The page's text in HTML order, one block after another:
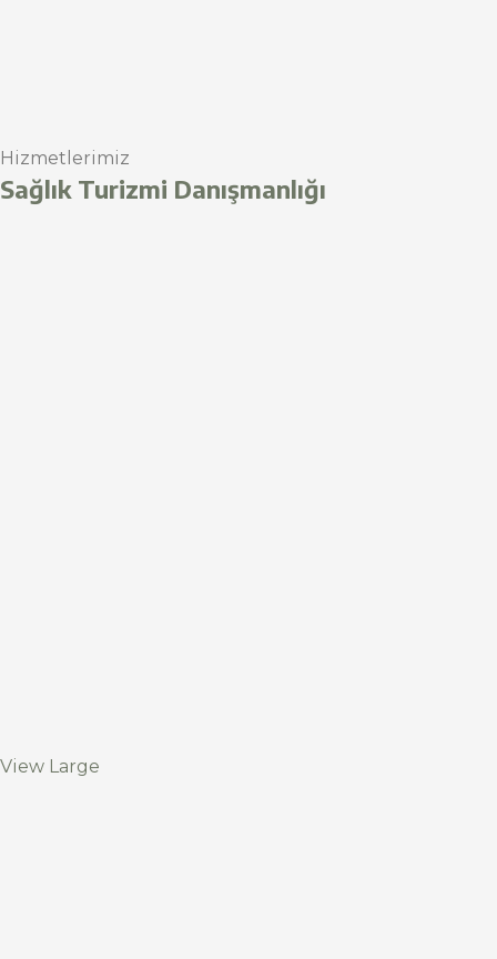
Hizmetlerimiz
Sağlık Turizmi Danışmanlığı
View Large